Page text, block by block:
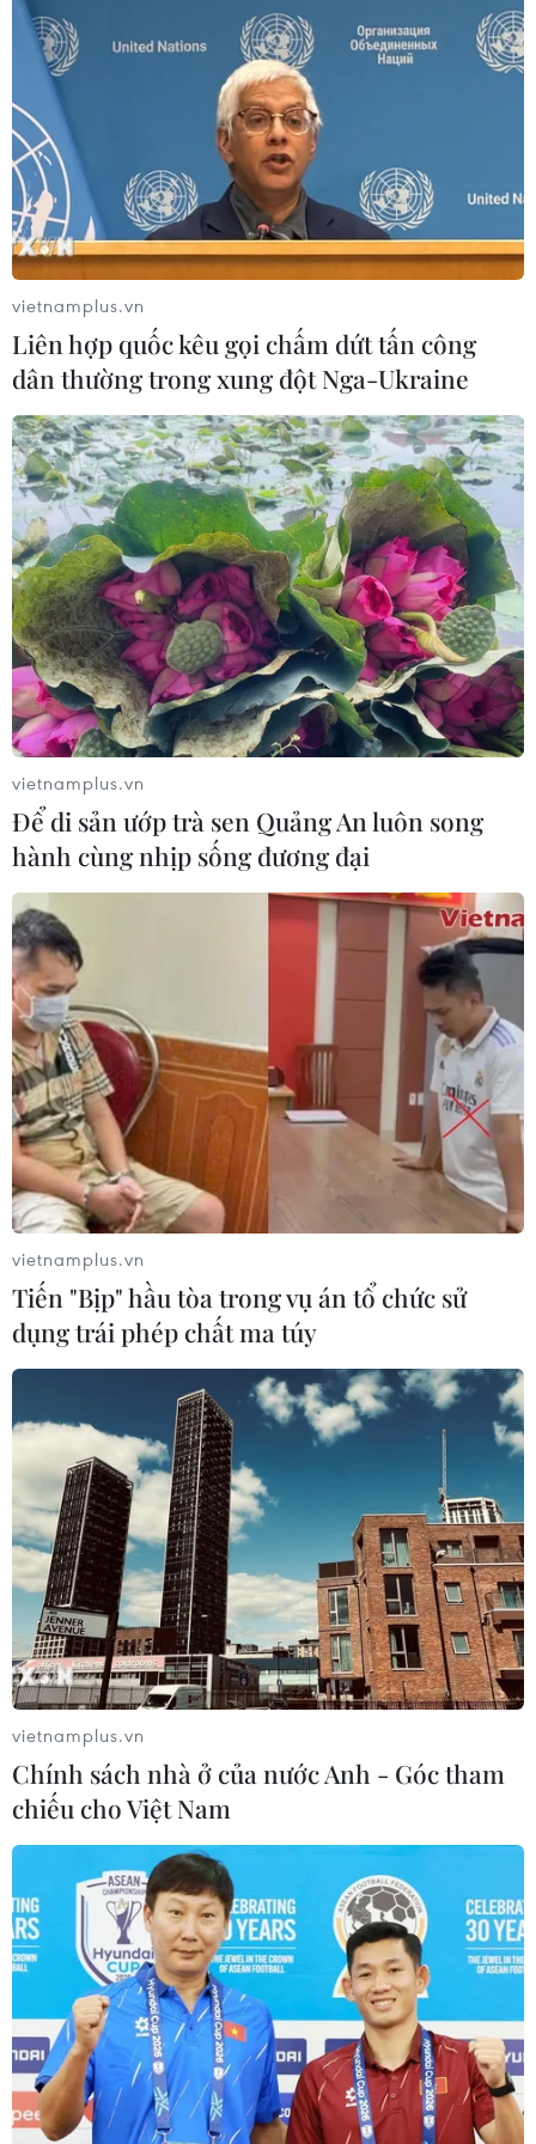
TIN CÙNG CHUYÊN MỤC
Thái Lan: Xả súng gây thương vong
tại trường học ở Nonthaburi
vietnamplus.vn
Liên hợp quốc kêu gọi chấm dứt tấn công
dân thường trong xung đột Nga-Ukraine
vietnamplus.vn
Để di sản ướp trà sen Quảng An luôn song
hành cùng nhịp sống đương đại
vietnamplus.vn
Tiến "Bịp" hầu tòa trong vụ án tổ chức sử
dụng trái phép chất ma túy
vietnamplus.vn
Chính sách nhà ở của nước Anh - Góc tham
chiếu cho Việt Nam